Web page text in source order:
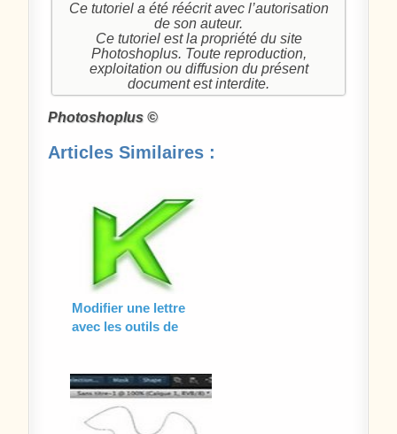
Ce tutoriel a été réécrit avec l’autorisation
de son auteur.
Ce tutoriel est la propriété du site
Photoshoplus. Toute reproduction,
exploitation ou diffusion du présent
document est interdite.
Photoshoplus ©
Articles Similaires :
Modifier une lettre
avec les outils de